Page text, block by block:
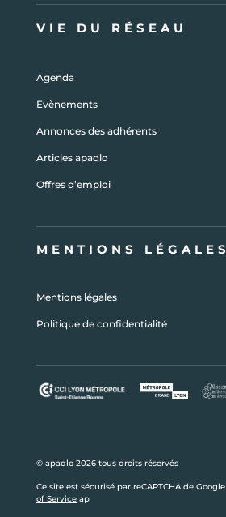
VIE DU RÉSEAU
Agenda
Evènements
Annonces des adhérents
Articles apadlo
Offres d’emploi
MENTIONS LÉGALES
Mentions légales
Politique de confidentialité
© apadlo 2026 tous droits réservés
Ce site est sécurisé par reCAPTCHA de Google
of Serviceap